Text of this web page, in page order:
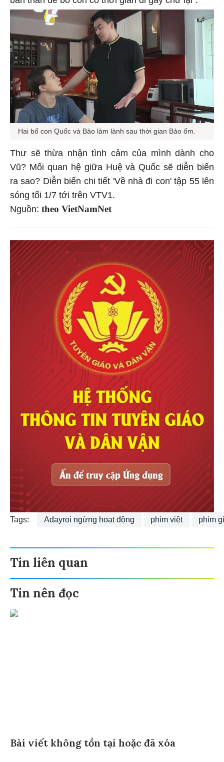
Hai bố con Quốc và Bảo làm lành sau thời gian Bảo ốm.
Thư sẽ thừa nhận tình cảm của mình dành cho
Vũ? Mối quan hệ giữa Huệ và Quốc sẽ diễn biến
ra sao? Diễn biến chi tiết 'Về nhà đi con' tập 55 lên
sóng tối 1/7 tới trên VTV1.
Nguồn: theo VietNamNet
Tags: Adayroi ngừng hoạt động phim việt phim
Tin liên quan
Tin nên đọc
Bài viết không tồn tại hoặc đã xóa